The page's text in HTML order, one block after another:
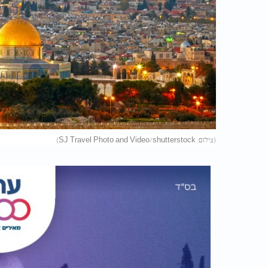
(צילום: SJ Travel Photo and Video/shutterstock)